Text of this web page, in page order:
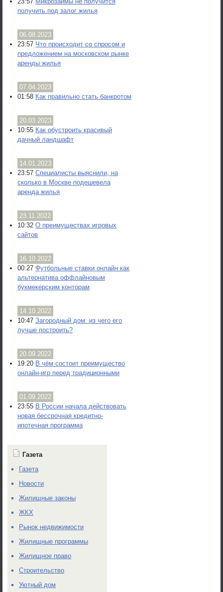
получить под залог жилья
06.08.2023
23:57 Что происходит со спросом и
предложением на московском рынке
аренды жилья
07.04.2023
01:58 Как правильно стать банкротом
20.03.2023
10:55 Как обустроить красивый
дачный ландшафт
14.01.2023
23:57 Специалисты выяснили, на
сколько в Москве подешевела
аренда жилья
23.11.2022
10:32 О преимуществах игровых
сайтов
16.10.2022
00:27 Футбольные ставки онлайн как
альтернатива оффлайновым
букмекерским конторам
14.10.2022
10:47 Загородный дом: из чего его
лучше построить?
20.09.2022
19:20 В чём состоит преимущество
онлайн-игр перед традиционными
01.09.2022
23:55 В России начала действовать
новая бессрочная кредитно-
ипотечная программа
Газета
Газета
Новости
Жилищные законы
ЖКХ
Рынок недвижимости
Жилищные программы
Жилищное право
Строительство
Уютный дом